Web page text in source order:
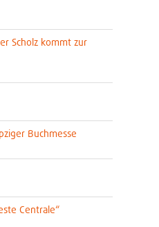
Scholz kommt zur
Buchmesse
Centrale“